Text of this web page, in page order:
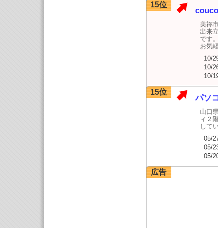
15位
美祢
出来
です
お気
10/
10/
10/
15位
パソ
山口
ィ２
して
05/
05/
05/
広告